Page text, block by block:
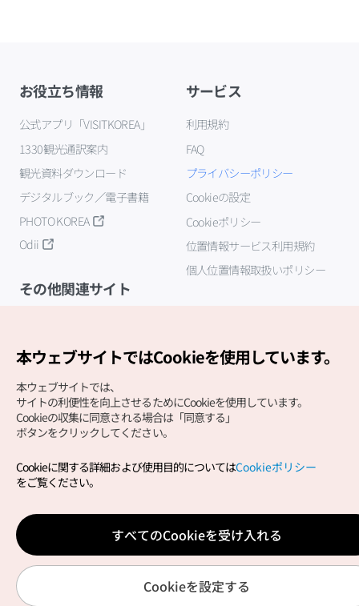
お役立ち情報
公式アプリ「VISITKOREA」
1330観光通訳案内
観光資料ダウンロード
デジタルブック／電子書籍
PHOTO KOREA
Odii
サービス
利用規約
FAQ
プライバシーポリシー
Cookieの設定
Cookieポリシー
位置情報サービス利用規約
個人位置情報取扱いポリシー
その他関連サイト
Copyright (c) Korea Tourism Organization All Rights
サイトエラー報告公式メール
japanese@knto.or.kr
本ウェブサイトではCookieを使用しています。
本ウェブサイトでは、
サイトの利便性を向上させるためにCookieを使用しています。
Cookieの収集に同意される場合は「同意する」
ボタンをクリックしてください。
Cookieに関する詳細および使用目的についてはCookieポリシー
をご覧ください。
すべてのCookieを受け入れる
Cookieを設定する